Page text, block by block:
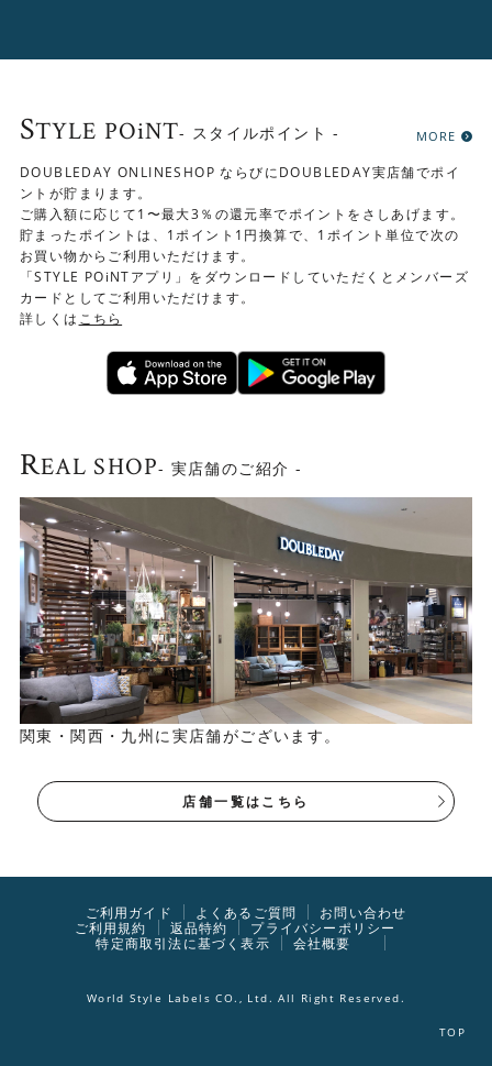
STYLE POiNT- スタイルポイント - MORE
DOUBLEDAY ONLINESHOP ならびにDOUBLEDAY実店舗でポイ
ントが貯まります。
ご購入額に応じて1〜最大3％の還元率でポイントをさしあげます。
貯まったポイントは、1ポイント1円換算で、1ポイント単位で次の
お買い物からご利用いただけます。
「STYLE POiNTアプリ」をダウンロードしていただくとメンバーズ
カードとしてご利用いただけます。
詳しくは こちら
REAL SHOP- 実店舗のご紹介 -
関東・関西・九州に実店舗がございます。
店舗一覧はこちら
ご利用ガイド よくあるご質問
お問い合わせ
ご利用規約
返品特約
プライバシーポリシー
特定商取引法に基づく表示
会社概要
World Style Labels CO., Ltd. All Right Reserved.